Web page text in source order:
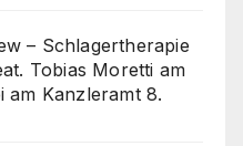
– Schlagertherapie
Tobias Moretti am
am Kanzleramt 8.